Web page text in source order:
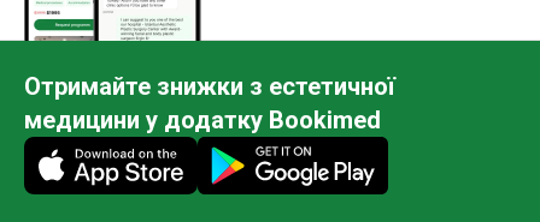
Отримайте знижки з естетичної
медицини у додатку Bookimed